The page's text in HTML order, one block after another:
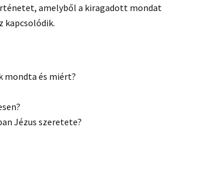
amelyből a kiragadott mondat
kapcsolódik.
mondta és miért?
Jézus szeretete?